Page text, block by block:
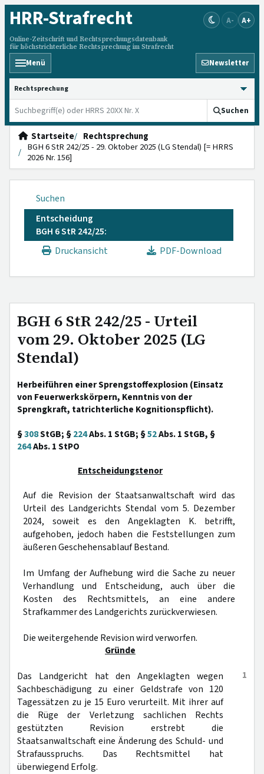
HRR-Strafrecht
Online-Zeitschrift und Rechtsprechungsdatenbank
für höchstrichterliche Rechtsprechung im Strafrecht
A- A+
Menü Newsletter
HRRS durchsuchen
Suchen
Startseite
Rechtsprechung
BGH 6 StR 242/25 - 29. Oktober 2025 (LG Stendal) [= HRRS
2026 Nr. 156]
Suchen
Entscheidung
BGH 6 StR 242/25:
Druckansicht
PDF-Download
BGH 6 StR 242/25 - Urteil
vom 29. Oktober 2025 (LG
Stendal)
Herbeiführen einer Sprengstoffexplosion (Einsatz
von Feuerwerkskörpern, Kenntnis von der
Sprengkraft, tatrichterliche Kognitionspflicht).
§308StGB; §224Abs. 1 StGB; §52Abs. 1 StGB, §
264Abs. 1 StPO
Entscheidungstenor
Auf die Revision der Staatsanwaltschaft wird das
Urteil des Landgerichts Stendal vom 5. Dezember
2024, soweit es den Angeklagten K. betrifft,
aufgehoben, jedoch haben die Feststellungen zum
äußeren Geschehensablauf Bestand.
Im Umfang der Aufhebung wird die Sache zu neuer
Verhandlung und Entscheidung, auch über die
Kosten des Rechtsmittels, an eine andere
Strafkammer des Landgerichts zurückverwiesen.
Die weitergehende Revision wird verworfen.
Gründe
1
Das Landgericht hat den Angeklagten wegen
Sachbeschädigung zu einer Geldstrafe von 120
Tagessätzen zu je 15 Euro verurteilt. Mit ihrer auf
die Rüge der Verletzung sachlichen Rechts
gestützten Revision erstrebt die
Staatsanwaltschaft eine Änderung des Schuld- und
Strafausspruchs. Das Rechtsmittel hat
überwiegend Erfolg.